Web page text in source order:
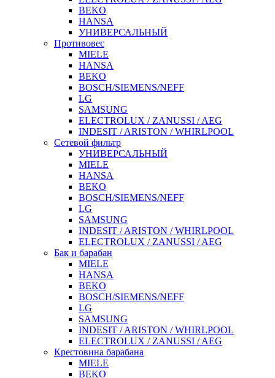
BEKO
HANSA
УНИВЕРСАЛЬНЫЙ
Противовес
MIELE
HANSA
BEKO
BOSCH/SIEMENS/NEFF
LG
SAMSUNG
ELECTROLUX / ZANUSSI / AEG
INDESIT / ARISTON / WHIRLPOOL
Сетевой фильтр
УНИВЕРСАЛЬНЫЙ
MIELE
HANSA
BEKO
BOSCH/SIEMENS/NEFF
LG
SAMSUNG
INDESIT / ARISTON / WHIRLPOOL
ELECTROLUX / ZANUSSI / AEG
Бак и барабан
MIELE
HANSA
BEKO
BOSCH/SIEMENS/NEFF
LG
SAMSUNG
INDESIT / ARISTON / WHIRLPOOL
ELECTROLUX / ZANUSSI / AEG
Крестовина барабана
MIELE
BEKO